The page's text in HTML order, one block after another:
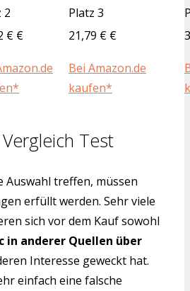
2 Platz 3
€ € 21,79 € €
Bei Amazon.de
kaufen*
Test
Auswahl treffen, müssen
erfüllt werden. Sehr viele
sich vor dem Kauf sowohl
in anderer Quellen über
Interesse geweckt hat.
einfach eine falsche